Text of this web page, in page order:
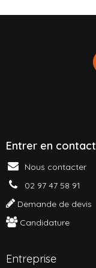
Entrer en contact
Nous contacter
02 97 47 58 91
Demande de devis
Candidature
Entreprise